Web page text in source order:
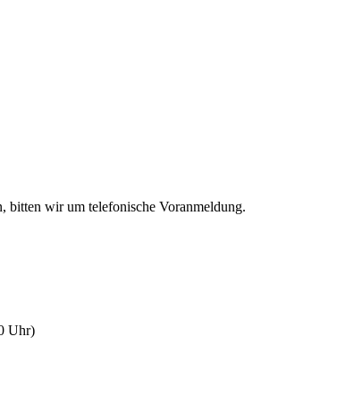
bitten wir um telefonische Voranmeldung.
Uhr)